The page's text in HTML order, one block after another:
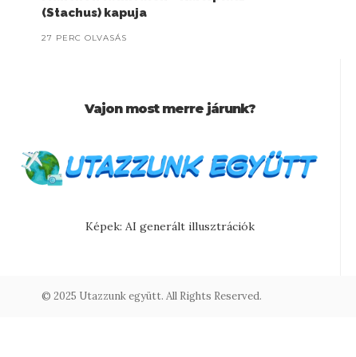
(Stachus) kapuja
27 PERC OLVASÁS
Vajon most merre járunk?
Képek: AI generált illusztrációk
© 2025 Utazzunk együtt. All Rights Reserved.